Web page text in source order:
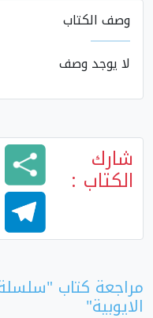
وصف الكتاب
لا يوجد وصف
شارك
الكتاب :
مراجعة كتاب
الايوبية"